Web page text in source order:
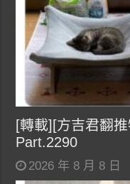
[轉載][方吉君翻
Part.2290
2026 年 8 月 8 日